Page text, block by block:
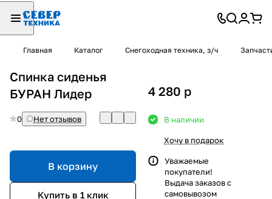
Главная Каталог Снегоходная техника, з/ч
Спинка сиденья
БУРАН Лидер
0 Нет отзывов
В корзину
Купить в 1 клик
4 280 p
В наличии
Хочу в подарок
Уважаемые
покупатели!
Выдача заказов с
самовывозом